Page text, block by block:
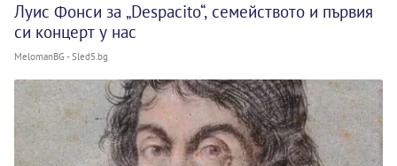
Луис Фонси за „Despacito“, семейството и първия
си концерт у нас
MelomanBG - Sled5.bg